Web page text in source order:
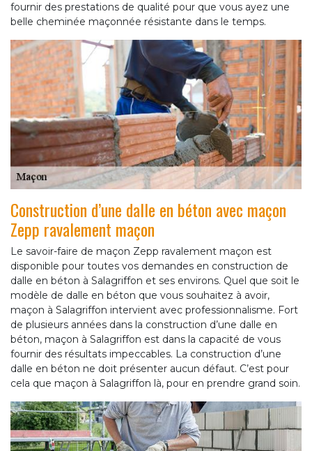
fournir des prestations de qualité pour que vous ayez une
belle cheminée maçonnée résistante dans le temps.
Construction d’une dalle en béton avec maçon
Zepp ravalement maçon
Le savoir-faire de maçon Zepp ravalement maçon est
disponible pour toutes vos demandes en construction de
dalle en béton à Salagriffon et ses environs. Quel que soit le
modèle de dalle en béton que vous souhaitez à avoir,
maçon à Salagriffon intervient avec professionnalisme. Fort
de plusieurs années dans la construction d’une dalle en
béton, maçon à Salagriffon est dans la capacité de vous
fournir des résultats impeccables. La construction d’une
dalle en béton ne doit présenter aucun défaut. C’est pour
cela que maçon à Salagriffon là, pour en prendre grand soin.